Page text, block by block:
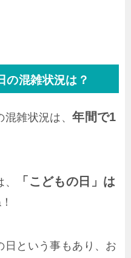
の混雑状況は？
混雑状況は、年間で1
「こどもの日」は
日という事もあり、お